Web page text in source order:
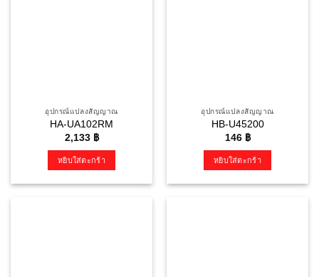
อุปกรณ์แปลงสัญญาณ
HA-UA102RM
2,133 ฿
หยิบใส่ตะกร้า
อุปกรณ์แปลงสัญญาณ
HB-U45200
146 ฿
หยิบใส่ตะกร้า